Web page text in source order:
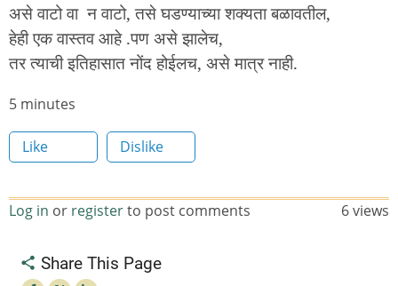
असे वाटो वा न वाटो,तसे घडण्याच्या शक्यता बळावतील,
हेही एक वास्तव आहे.पण असे झालेच,
तर त्याची इतिहासात नोंद होईलच, असे मात्र नाही.
Node
time
5 minutes
Like Dislike
Log in or registerto post comments 6 views
Share This Page